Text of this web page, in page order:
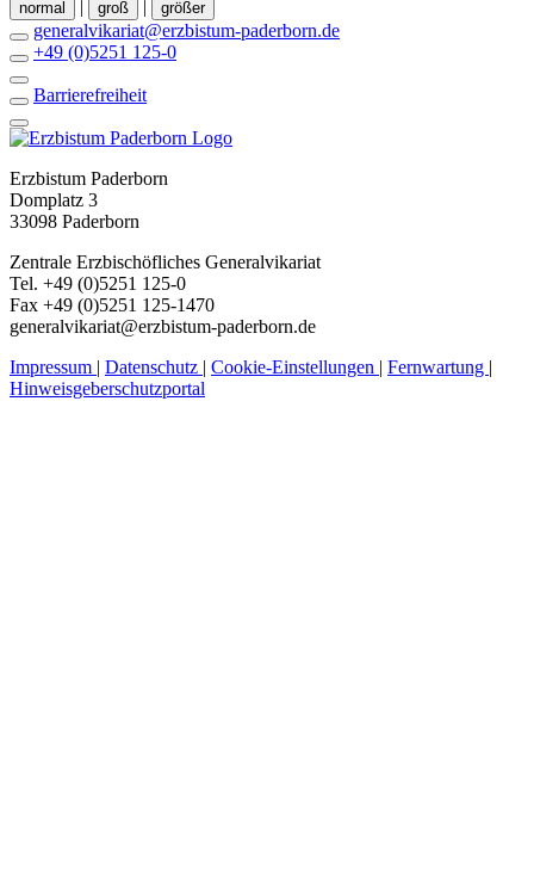
normal | groß | größer
generalvikariat@erzbistum-paderborn.de
+49 (0)5251 125-0
Barrierefreiheit
Erzbistum Paderborn
Domplatz 3
33098 Paderborn
Zentrale Erzbischöfliches Generalvikariat
Tel. +49 (0)5251 125-0
Fax +49 (0)5251 125-1470
generalvikariat@erzbistum-paderborn.de
Impressum | Datenschutz | Cookie-Einstellungen | Fernwartung |
Hinweisgeberschutzportal